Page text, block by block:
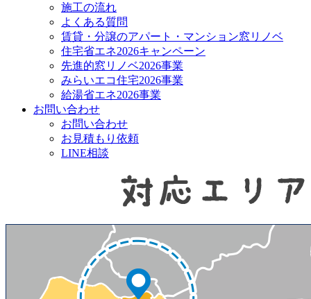
施工の流れ
よくある質問
賃貸・分譲のアパート・マンション窓リノベ
住宅省エネ2026キャンペーン
先進的窓リノベ2026事業
みらいエコ住宅2026事業
給湯省エネ2026事業
お問い合わせ
お問い合わせ
お見積もり依頼
LINE相談